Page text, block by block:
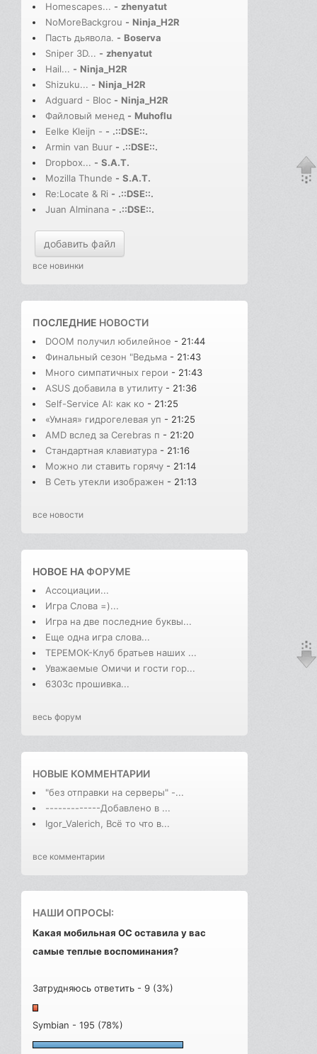
Homescapes... - zhenyatut
NoMoreBackgrou - Ninja_H2R
Пасть дьявола. - Boserva
Sniper 3D... - zhenyatut
Hail... - Ninja_H2R
Shizuku... - Ninja_H2R
Adguard - Bloc - Ninja_H2R
Файловый менед - Muhoflu
Eelke Kleijn - - .::DSE::.
Armin van Buur - .::DSE::.
Dropbox... - S.A.T.
Mozilla Thunde - S.A.T.
Re:Locate & Ri - .::DSE::.
Juan Alminana - .::DSE::.
добавить файл
все новинки
ПОСЛЕДНИЕ НОВОСТИ
DOOM получил юбилейное - 21:44
Финальный сезон "Ведьма - 21:43
Много симпатичных герои - 21:43
ASUS добавила в утилиту - 21:36
Self-Service AI: как ко - 21:25
«Умная» гидрогелевая уп - 21:25
AMD вслед за Cerebras п - 21:20
Стандартная клавиатура - 21:16
Можно ли ставить горячу - 21:14
В Cеть утекли изображен - 21:13
все новости
НОВОЕ НАФОРУМЕ
Ассоциации...
Игра Слова =)...
Игра на две последние буквы...
Еще одна игра слова...
ТЕРЕМОК-Клуб братьев наших ...
Уважаемые Омичи и гости гор...
6303с прошивка...
весь форум
НОВЫЕ КОММЕНТАРИИ
"без отправки на серверы" -...
-------------Добавлено в ...
Igor_Valerich, Всё то что в...
все комментарии
НАШИ ОПРОСЫ:
Какая мобильная ОС оставила у вас
самые теплые воспоминания?
Затрудняюсь ответить - 9 (3%)
Symbian - 195 (78%)